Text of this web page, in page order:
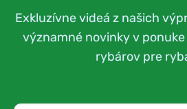
Exkluzívne videá z našich
významné novinky v
rybárov pre